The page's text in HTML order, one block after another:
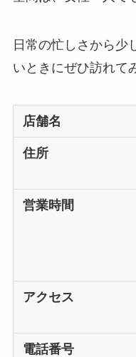
日常の忙しさから少
いときにぜひ訪れて
店舗名
住所
営業時間
アクセス
電話番号